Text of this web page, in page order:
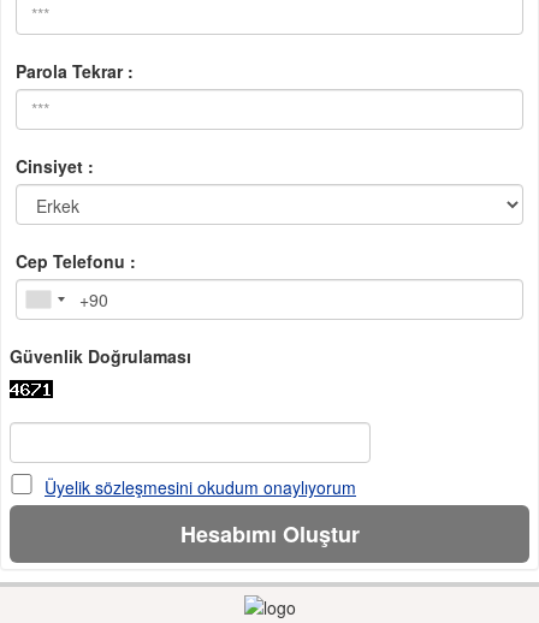
Parola Tekrar :
Cinsiyet :
Cep Telefonu :
Güvenlik Doğrulaması
Üyelik sözleşmesini okudum onaylıyorum